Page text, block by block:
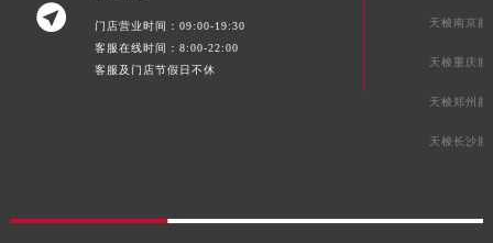

门店营业时间：09:00-19:30
客服在线时间：8:00-22:00
客服及门店节假日不休
天梭南京服
天梭重庆服
天梭郑州服
天梭长沙服